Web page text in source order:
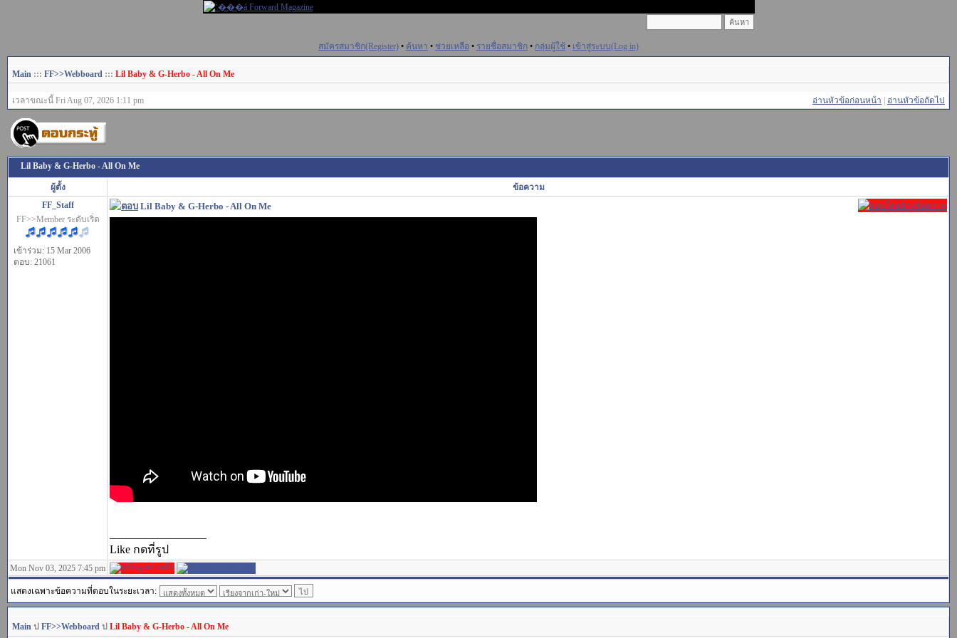
สมัครสมาชิก(Register) • ค้นหา • ช่วยเหลือ • รายชื่อสมาชิก • กลุ่มผู้ใช้ • เข้าสู่ระบบ(Log in)
Main ::: FF>>Webboard ::: Lil Baby & G-Herbo - All On Me
เวลาขณะนี้ Fri Aug 07, 2026 1:11 pm อ่านหัวข้อก่อนหน้า อ่านหัวข้อถัดไป
Lil Baby & G-Herbo - All On Me
ผู้ตั้ง
ข้อความ
FF_Staff
FF>>Member ระดับเริ่ด
เข้าร่วม: 15 Mar 2006
ตอบ: 21061
Lil Baby & G-Herbo - All On Me
Like กดที่รูป
Mon Nov 03, 2025 7:45 pm
แสดงเฉพาะข้อความที่ตอบในระยะเวลา:
Main ป FF>>Webboard ป Lil Baby & G-Herbo - All On Me